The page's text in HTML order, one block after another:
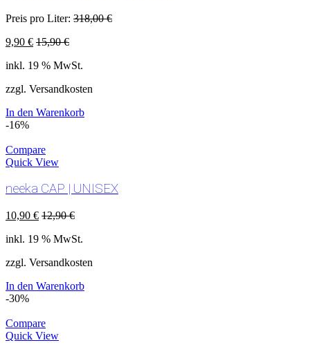
Preis pro Liter: 318,00€
9,90 € 15,90€
inkl. 19 % MwSt.
zzgl. Versandkosten
In den Warenkorb
-16%
Compare
Quick View
neeka CAP | UNISEX
10,90 € 12,90€
inkl. 19 % MwSt.
zzgl. Versandkosten
In den Warenkorb
-30%
Compare
Quick View